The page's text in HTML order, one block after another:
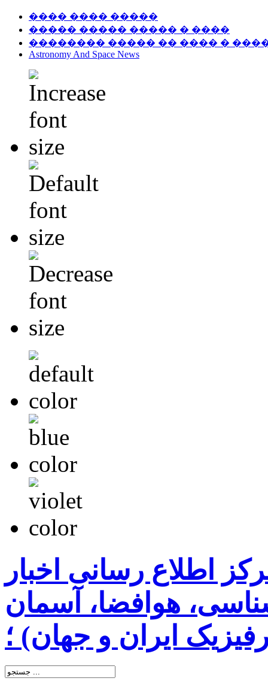
���� ���� �����
����� ����� ����� � ����
�������� ����� �� ���� �
Astronomy And Space News
اطلاع رسانی اخبار
هوافضا، آسمان
ایران و جهان) ؛